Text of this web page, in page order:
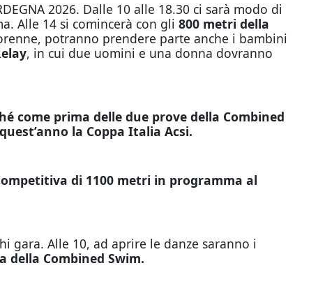
2026. Dalle 10 alle 18.30 ci sarà modo di
Alle 14 si comincerà con gli 800 metri della
potranno prendere parte anche i bambini
, in cui due uomini e una donna dovranno
come prima delle due prove della Combined
la Coppa Italia Acsi.
di 1100 metri in programma al
gara. Alle 10, ad aprire le danze saranno i
della Combined Swim.